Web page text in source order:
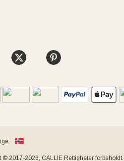
© 2017-2026, CALLIE Rettigheter forbeholdt.